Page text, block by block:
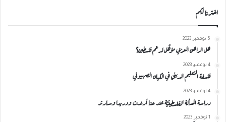
اخترنا لكم
5 نوفمبر، 2023
هل الراهن العربي مؤهَّل لدعم فلسطين؟
4 نوفمبر، 2023
فلسفة التعليم الديني في الكيان الصهيوني
4 نوفمبر، 2023
دراسة المسألة الفلسطينيَّة عند حنا أرندت ودريدا وسارتر
1 نوفمبر، 2023